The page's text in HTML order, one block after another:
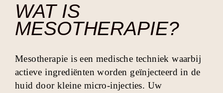
WAT IS
MESOTHERAPIE?
Mesotherapie is een medische techniek waarbij
actieve ingrediënten worden geïnjecteerd in de
huid door kleine micro-injecties. Uw